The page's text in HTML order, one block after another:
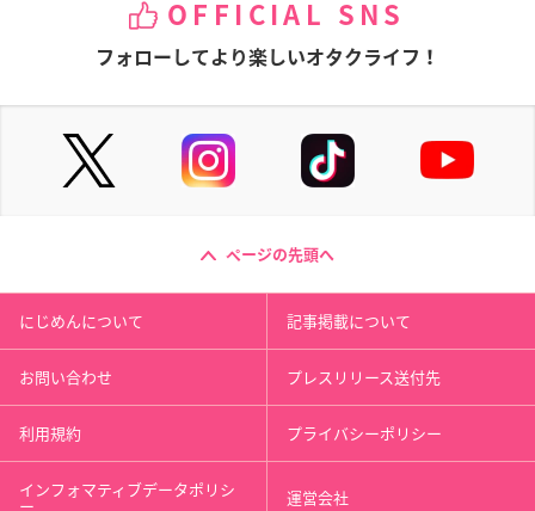
OFFICIAL SNS
フォローしてより楽しいオタクライフ！
ページの先頭へ
にじめんについて 記事掲載について
お問い合わせ プレスリリース送付先
利用規約 プライバシーポリシー
インフォマティブデータポリシ
ー 運営会社